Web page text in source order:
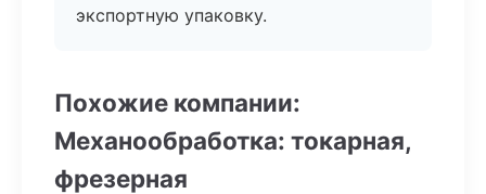
экспортную упаковку.
Похожие компании:
Механообработка: токарная,
фрезерная